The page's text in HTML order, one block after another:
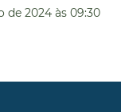
de 2024 às 09:30